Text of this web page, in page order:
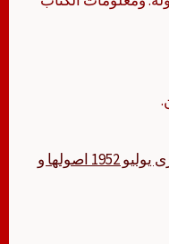
اليقظة القومية الكبرى يوليو 1952 اصولها و